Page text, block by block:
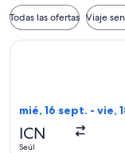
Todas las ofertas Viaje
mié, 16 sept. - vie,
ICN
Seúl
Seleccionar vuelo